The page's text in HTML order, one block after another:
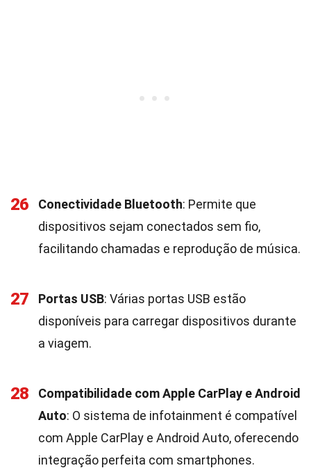
26 Conectividade Bluetooth: Permite que
dispositivos sejam conectados sem fio,
facilitando chamadas e reprodução de música.
27 Portas USB: Várias portas USB estão
disponíveis para carregar dispositivos durante
a viagem.
28
Compatibilidade com Apple CarPlay e Android
Auto: O sistema de infotainment é compatível
com Apple CarPlay e Android Auto, oferecendo
integração perfeita com smartphones.